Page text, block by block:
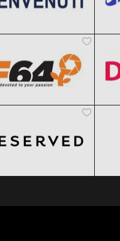
Clic și Vezi Ofertele!
Clic și Vezi Ofertele!
Clic și Vezi Ofertele!